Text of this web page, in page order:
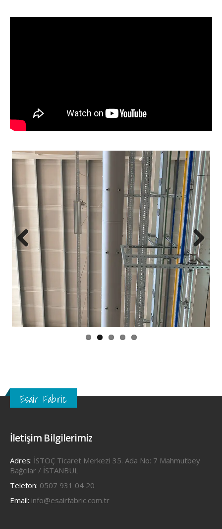
Previous Next
Esair Fabric
İletişim Bilgilerimiz
Adres: İSTOÇ Ticaret Merkezi 35. Ada No: 7 Mahmutbey
Bağcılar / İSTANBUL
Telefon: 0507 931 04 20
Email: info@esairfabric.com.tr